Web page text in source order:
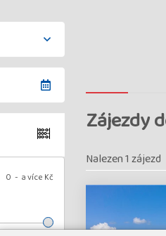
0 a více Kč
Zájezdy
Nalezen 1 zájezd